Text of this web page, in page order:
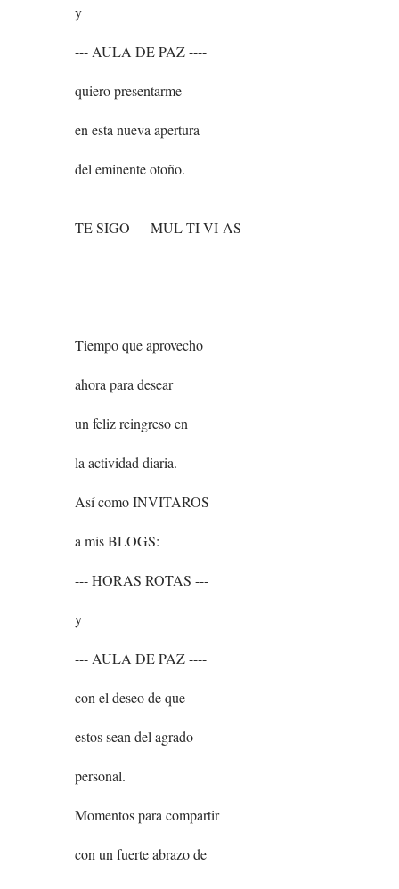
y
--- AULA DE PAZ ----
quiero presentarme
en esta nueva apertura
del eminente otoño.
TE SIGO --- MUL-TI-VI-AS---
Tiempo que aprovecho
ahora para desear
un feliz reingreso en
la actividad diaria.
Así como INVITAROS
a mis BLOGS:
--- HORAS ROTAS ---
y
--- AULA DE PAZ ----
con el deseo de que
estos sean del agrado
personal.
Momentos para compartir
con un fuerte abrazo de